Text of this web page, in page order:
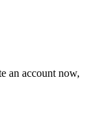
an account now,